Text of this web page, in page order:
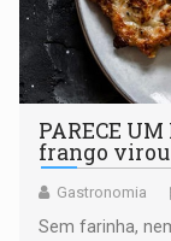
PARECE
frango
Gastronomia
Sem farinha,